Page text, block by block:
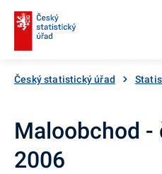
Český statistický úřad
Maloobchod -
2006